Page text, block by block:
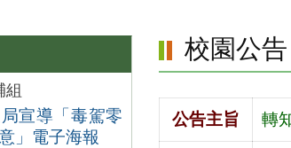
組
宣導「毒駕零
」電子海報
校園公告
公告主旨 轉